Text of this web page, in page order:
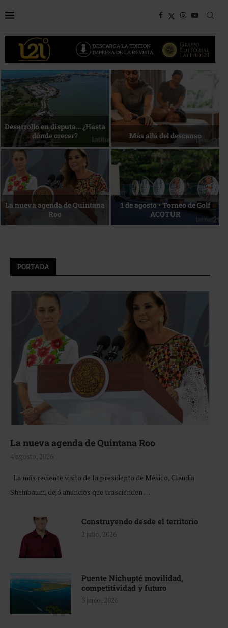
Bottega, un viaje servido a la
mesa
Energía que Impulsa la
competitividad
Reconocimiento de viajeros La esencia del servicio
PORTADA
La nueva agenda de Quintana Roo
4 agosto, 2026
La más reciente visita de la presidenta de México, Claudia
Sheinbaum, dejó anuncios que trascienden …
Construyendo desde el territorio
2 julio, 2026
Puente Nichupté movilidad,
competitividad y futuro
3 junio, 2026